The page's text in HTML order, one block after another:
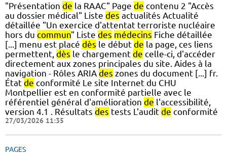
"Présentation de la RAAC" Page de contenu 2 "Accès
au dossier médical" Liste des actualités Actualité
détaillée "Un exercice d'attentat terroriste nucléaire
hors du commun" Liste des médecins Fiche détaillée
[...] menu est placé dès le début de la page, ces liens
permettent, dès le chargement de celle-ci, d'accéder
directement aux zones principales du site. Aides à la
navigation - Rôles ARIA des zones du document [...] fr.
État de conformité Le site Internet du CHU
Montpellier est en conformité partielle avec le
référentiel général d'amélioration de l'accessibilité,
version 4.1 . Résultats des tests L'audit de conformité
27/03/2026 11:35
PAGES